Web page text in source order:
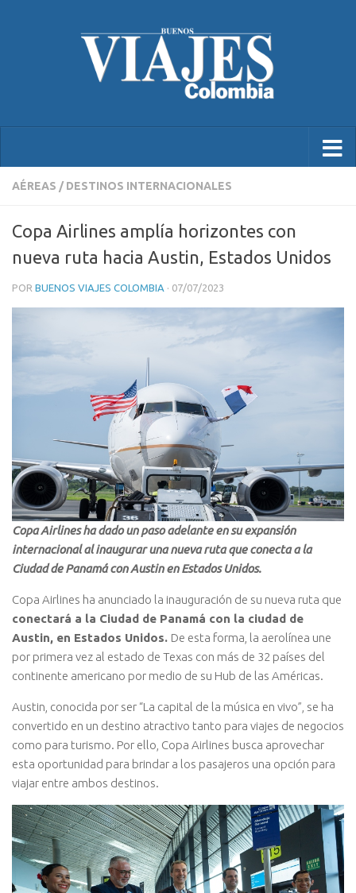
AÉREAS / DESTINOS INTERNACIONALES
Copa Airlines amplía horizontes con
nueva ruta hacia Austin, Estados Unidos
POR BUENOS VIAJES COLOMBIA · 07/07/2023
Copa Airlines ha dado un paso adelante en su expansión
internacional al inaugurar una nueva ruta que conecta a la
Ciudad de Panamá con Austin en Estados Unidos.
Copa Airlines ha anunciado la inauguración de su nueva ruta que
conectará a la Ciudad de Panamá con la ciudad de
Austin, en Estados Unidos. De esta forma, la aerolínea une
por primera vez al estado de Texas con más de 32 países del
continente americano por medio de su Hub de las Américas.
Austin, conocida por ser “La capital de la música en vivo”, se ha
convertido en un destino atractivo tanto para viajes de negocios
como para turismo. Por ello, Copa Airlines busca aprovechar
esta oportunidad para brindar a los pasajeros una opción para
viajar entre ambos destinos.